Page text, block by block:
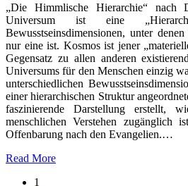
„Die Himmlische Hierarchie“ nach
Universum ist eine
Bewusstseinsdimensionen, unter
nur eine ist. Kosmos ist jener
Gegensatz zu allen anderen
Universums für den Menschen einzig
unterschiedlichen
einer hierarchischen Struktur
faszinierende Darstellung erstellt,
menschlichen Verstehen zugänglich
Offenbarung nach den Evangelien.…
Read More
1